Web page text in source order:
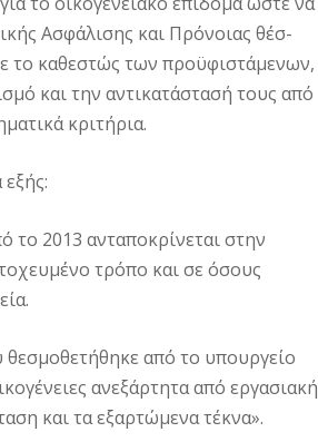
Ασφάλισης και Πρόνοιας θέσ­
το καθεσ­τώς των προϋφιστάμενων,
και την αντικατάστασή τους από
κριτήρια.
2013 ανταποκρίνεται στην
τρόπο και σε όσους
από το υπουργείο
ανεξάρτητα από εργασιακή
και τα εξαρτώμενα τέκνα».